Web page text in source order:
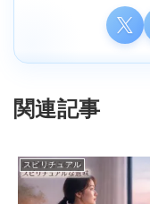
関連記事
スピリチュアル